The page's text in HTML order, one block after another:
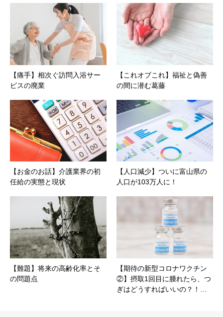
【痛手】相次ぐ訪問入浴サー
ビスの廃業
【これオブこれ】福祉と偽善
の間に潜む葛藤
【お金のお話】介護業界の初
任給の実態と現状
【人口減少】ついに富山県の
人口が103万人に！
【難題】将来の高齢化率とそ
の問題点
【期待の新型コロナワクチン
②】摂取1回目に腫れたら、つ
ぎはどうすればいいの？！…